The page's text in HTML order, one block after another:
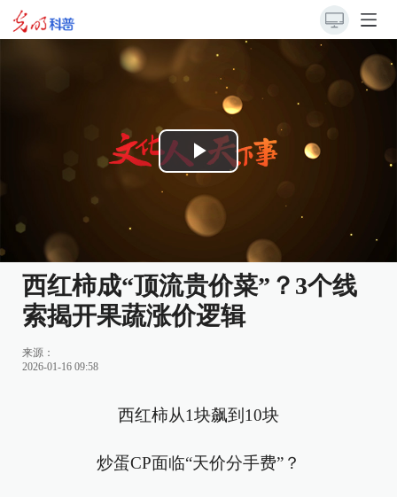
Play
Video
西红柿成“顶流贵价菜”？3个线
索揭开果蔬涨价逻辑
来源：
2026-01-16 09:58
西红柿从1块飙到10块
炒蛋CP面临“天价分手费”？